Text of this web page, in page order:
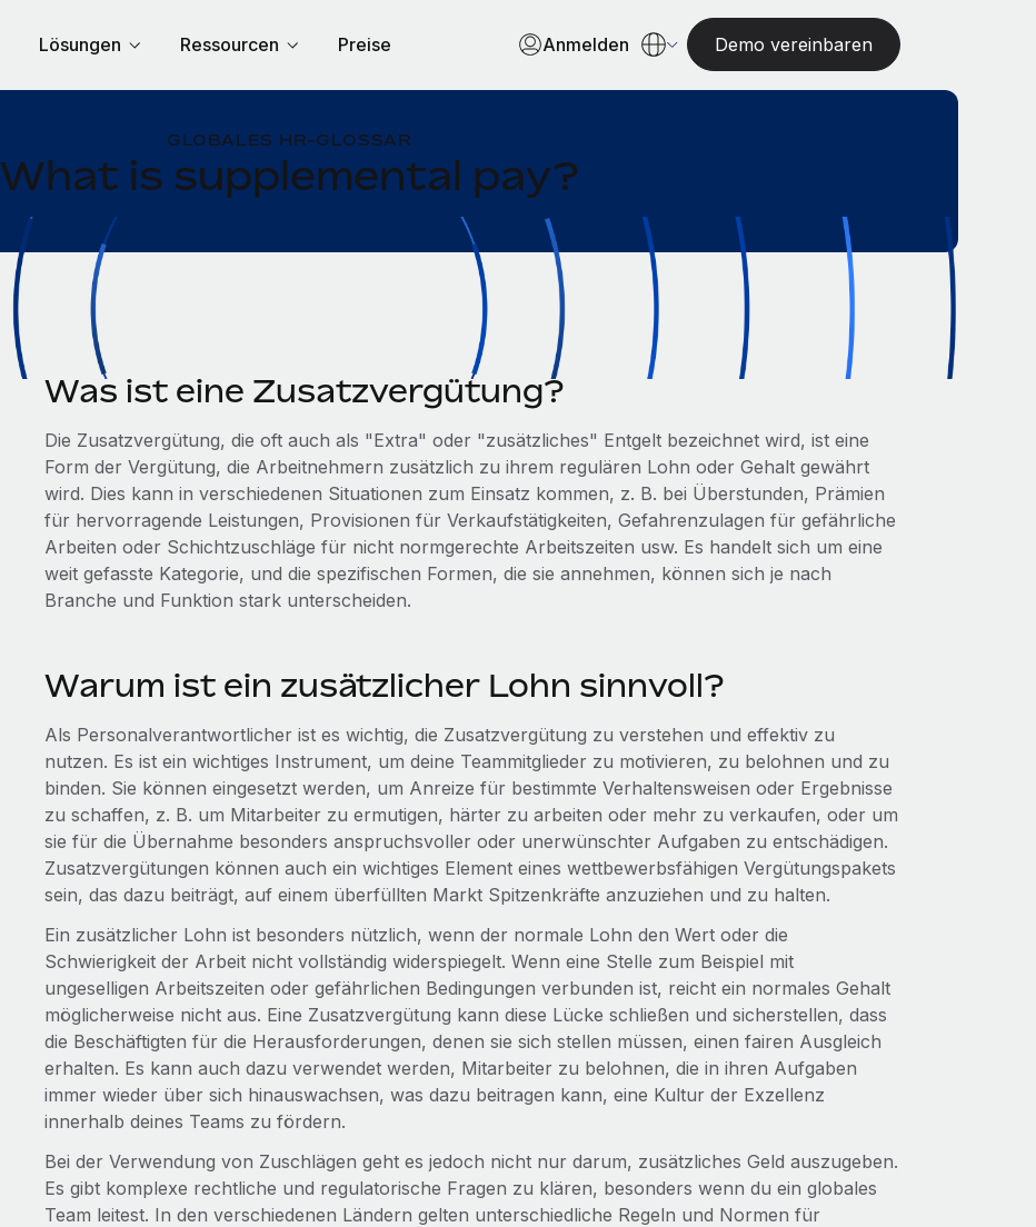
Lösungen Ressourcen Preise Anmelden Demo vereinbaren
GLOBALES HR-GLOSSAR
What is supplemental pay?
Was ist eine Zusatzvergütung?
Die Zusatzvergütung, die oft auch als "Extra" oder "zusätzliches" Entgelt bezeichnet wird, ist eine
Form der Vergütung, die Arbeitnehmern zusätzlich zu ihrem regulären Lohn oder Gehalt gewährt
wird. Dies kann in verschiedenen Situationen zum Einsatz kommen, z. B. bei Überstunden, Prämien
für hervorragende Leistungen, Provisionen für Verkaufstätigkeiten, Gefahrenzulagen für gefährliche
Arbeiten oder Schichtzuschläge für nicht normgerechte Arbeitszeiten usw. Es handelt sich um eine
weit gefasste Kategorie, und die spezifischen Formen, die sie annehmen, können sich je nach
Branche und Funktion stark unterscheiden.
Warum ist ein zusätzlicher Lohn sinnvoll?
Als Personalverantwortlicher ist es wichtig, die Zusatzvergütung zu verstehen und effektiv zu
nutzen. Es ist ein wichtiges Instrument, um deine Teammitglieder zu motivieren, zu belohnen und zu
binden. Sie können eingesetzt werden, um Anreize für bestimmte Verhaltensweisen oder Ergebnisse
zu schaffen, z. B. um Mitarbeiter zu ermutigen, härter zu arbeiten oder mehr zu verkaufen, oder um
sie für die Übernahme besonders anspruchsvoller oder unerwünschter Aufgaben zu entschädigen.
Zusatzvergütungen können auch ein wichtiges Element eines wettbewerbsfähigen Vergütungspakets
sein, das dazu beiträgt, auf einem überfüllten Markt Spitzenkräfte anzuziehen und zu halten.
Ein zusätzlicher Lohn ist besonders nützlich, wenn der normale Lohn den Wert oder die
Schwierigkeit der Arbeit nicht vollständig widerspiegelt. Wenn eine Stelle zum Beispiel mit
ungeselligen Arbeitszeiten oder gefährlichen Bedingungen verbunden ist, reicht ein normales Gehalt
möglicherweise nicht aus. Eine Zusatzvergütung kann diese Lücke schließen und sicherstellen, dass
die Beschäftigten für die Herausforderungen, denen sie sich stellen müssen, einen fairen Ausgleich
erhalten. Es kann auch dazu verwendet werden, Mitarbeiter zu belohnen, die in ihren Aufgaben
immer wieder über sich hinauswachsen, was dazu beitragen kann, eine Kultur der Exzellenz
innerhalb deines Teams zu fördern.
Bei der Verwendung von Zuschlägen geht es jedoch nicht nur darum, zusätzliches Geld auszugeben.
Es gibt komplexe rechtliche und regulatorische Fragen zu klären, besonders wenn du ein globales
Team leitest. In den verschiedenen Ländern gelten unterschiedliche Regeln und Normen für